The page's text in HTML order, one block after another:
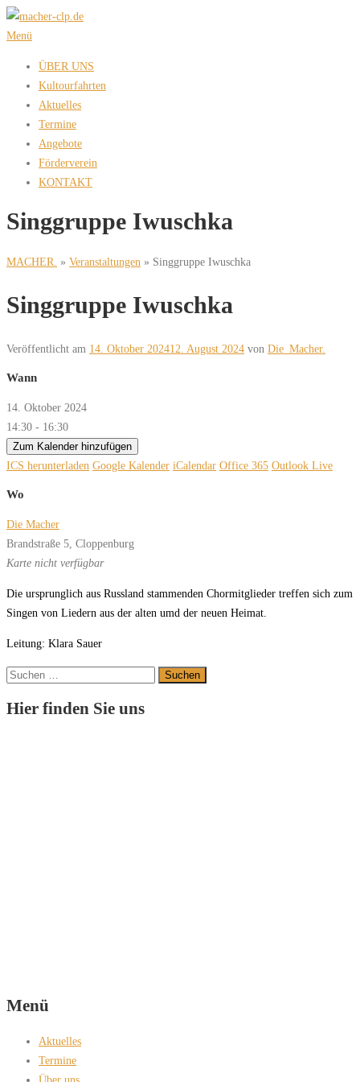
Zum
Inhalt
Menü
ÜBER UNS
Kultourfahrten
Aktuelles
Termine
Angebote
Förderverein
KONTAKT
Singgruppe Iwuschka
MACHER. » Veranstaltungen » Singgruppe Iwuschka
Singgruppe Iwuschka
Veröffentlicht am 14. Oktober 202412. August 2024 von Die_Macher.
Wann
14. Oktober 2024
14:30 - 16:30
Zum Kalender hinzufügen
ICS herunterladen Google Kalender iCalendar Office 365 Outlook Live
Wo
Die Macher
Brandstraße 5, Cloppenburg
Karte nicht verfügbar
Die ursprunglich aus Russland stammenden Chormitglieder treffen sich zum
Singen von Liedern aus der alten umd der neuen Heimat.
Leitung: Klara Sauer
Suchen
Hier finden Sie uns
Menü
Aktuelles
Termine
Über uns